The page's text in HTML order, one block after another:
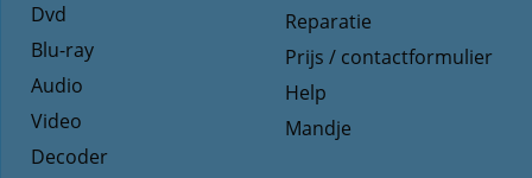
Reparatie
Prijs / contactformulier
Help
Mandje
Dvd
Blu-ray
Audio
Video
Decoder